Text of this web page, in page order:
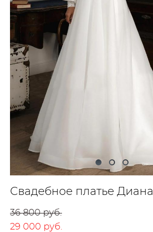
Свадебное платье Диана
36 800 pуб.
29 000 pуб.